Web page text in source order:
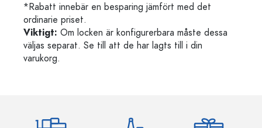
*Rabatt innebär en besparing jämfört med det
ordinarie priset.
Viktigt: Om locken är konfigurerbara måste dessa
väljas separat. Se till att de har lagts till i din
varukorg.